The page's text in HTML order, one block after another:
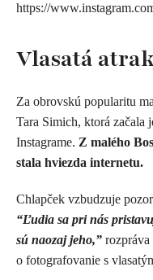
https://
Vlasatá
Za obrovskú popularitu
Tara Simich, ktorá začala
Instagrame. Z malého
stala hviezda internetu.
Chlapček vzbudzuje
“Ľudia sa pri nás
sú naozaj jeho,” rozpráva
o fotografovanie s